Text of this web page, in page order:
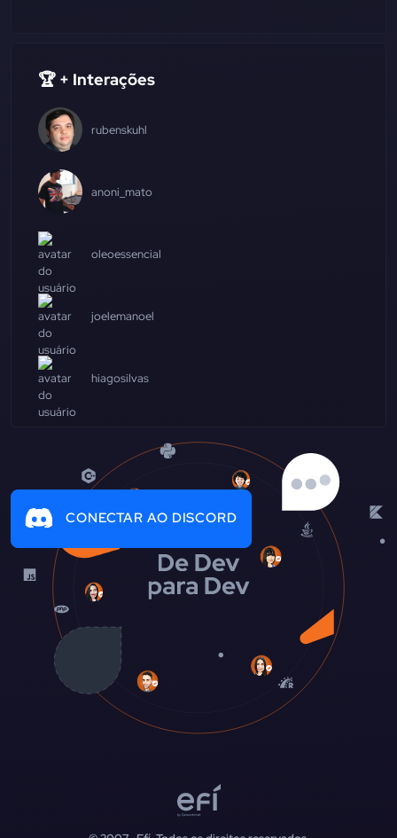
🏆 + Interações
rubenskuhl
anoni_mato
oleoessencial
joelemanoel
hiagosilvas
CONECTAR AO DISCORD